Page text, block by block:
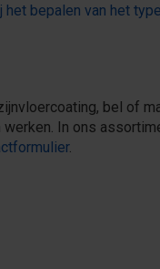
het bepalen van het
bel of
In ons
.